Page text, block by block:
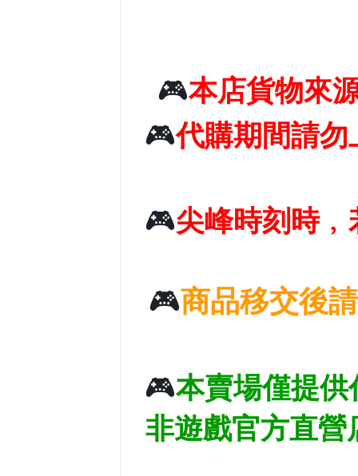
🎮本店貨物來
🎮代購期間請
🎮尖峰時刻時
🎮商品移交後
🎮本賣場僅提
非遊戲官方直營